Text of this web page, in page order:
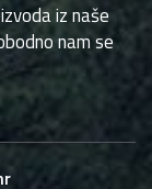
iz naše
nam se